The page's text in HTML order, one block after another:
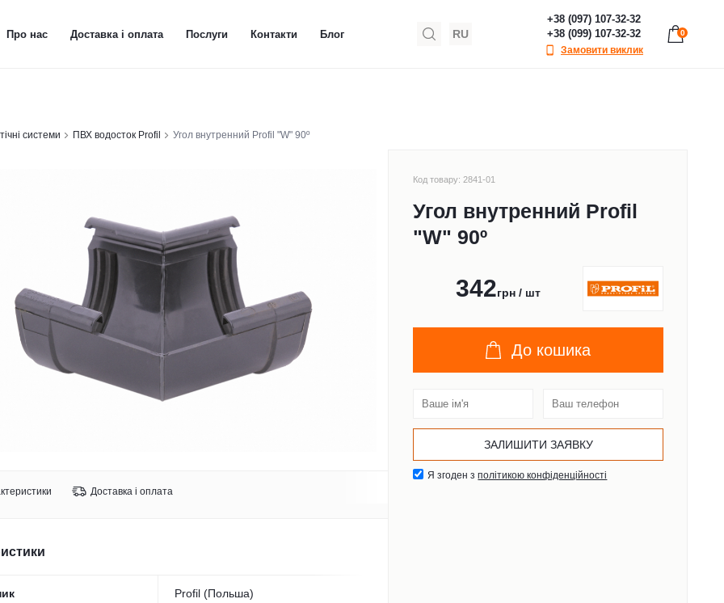
Про нас Доставка і оплата Послуги Контакти Блог RU
+38 (097) 107-32-32
+38 (099) 107-32-32
Замовити виклик
0
системи ПВХ водосток Profil Угол внутренний Profil "W" 90º
Код товару: 2841-01
Угол внутренний Profil
"W" 90º
342грн / шт
До кошика
Я згоден зполітикою конфіденційності
Доставка і оплата
Profil (Польша)